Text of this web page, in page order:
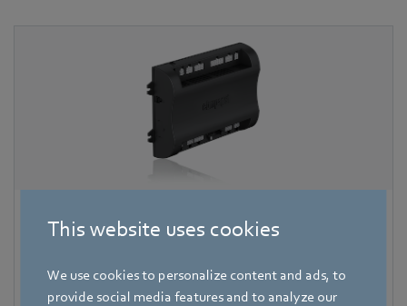
This website uses cookies
We use cookies to personalize content and ads, to
provide social media features and to analyze our
Řídící jednotky hořáku
funkcí.